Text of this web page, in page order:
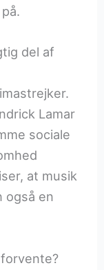
del af
Lamar
sociale
at musik
også en